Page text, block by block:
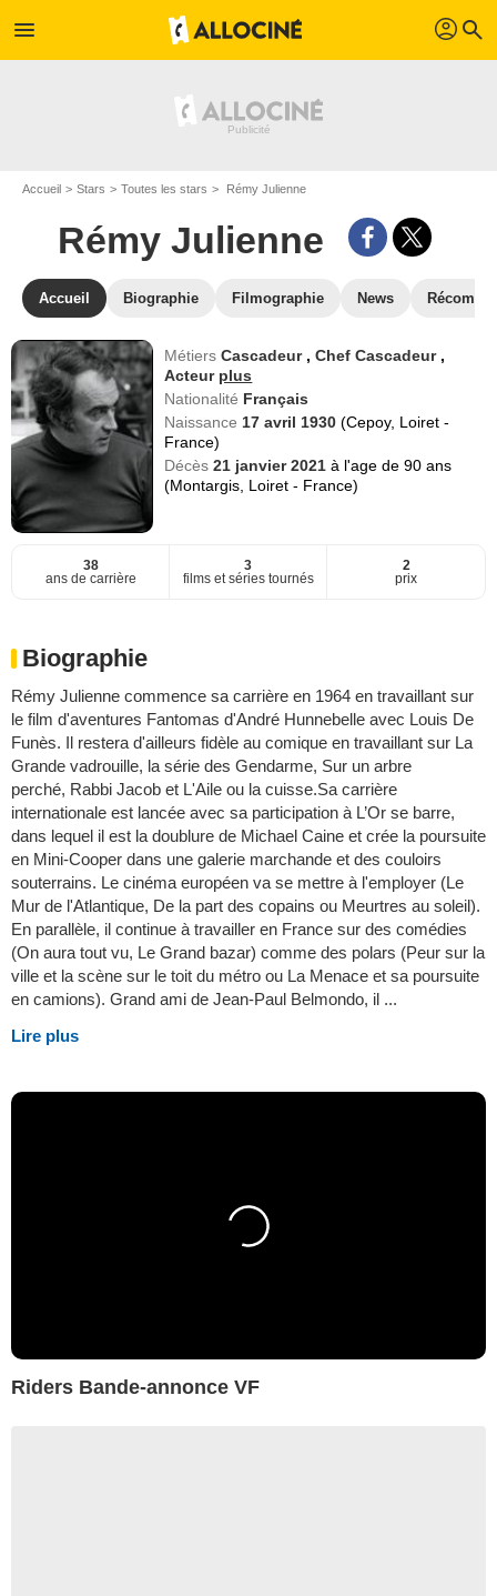
menu profil search
Accueil Stars Toutes les stars Rémy Julienne
Rémy Julienne
Accueil Biographie Filmographie News
MétiersCascadeur ,Chef Cascadeur ,
Acteur plus
Nationalité Français
Naissance 17 avril 1930(Cepoy, Loiret -
France)
Décès21 janvier 2021à l'age de 90 ans
(Montargis, Loiret - France)
38
ans de carrière
3
films et séries tournés
2
prix
Biographie
Rémy Julienne commence sa carrière en 1964 en travaillant sur
le film d'aventures Fantomas d'André Hunnebelle avec Louis De
Funès. Il restera d'ailleurs fidèle au comique en travaillant sur La
Grande vadrouille, la série des Gendarme, Sur un arbre
perché, Rabbi Jacob et L'Aile ou la cuisse.Sa carrière
internationale est lancée avec sa participation à L’Or se barre,
dans lequel il est la doublure de Michael Caine et crée la poursuite
en Mini-Cooper dans une galerie marchande et des couloirs
souterrains. Le cinéma européen va se mettre à l'employer (Le
Mur de l'Atlantique, De la part des copains ou Meurtres au soleil).
En parallèle, il continue à travailler en France sur des comédies
(On aura tout vu, Le Grand bazar) comme des polars (Peur sur la
ville et la scène sur le toit du métro ou La Menace et sa poursuite
en camions). Grand ami de Jean-Paul Belmondo, il ...
Lire plus
Riders Bande-annonce VF